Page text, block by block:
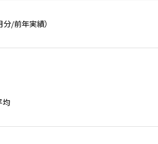
分/前年実績）
均